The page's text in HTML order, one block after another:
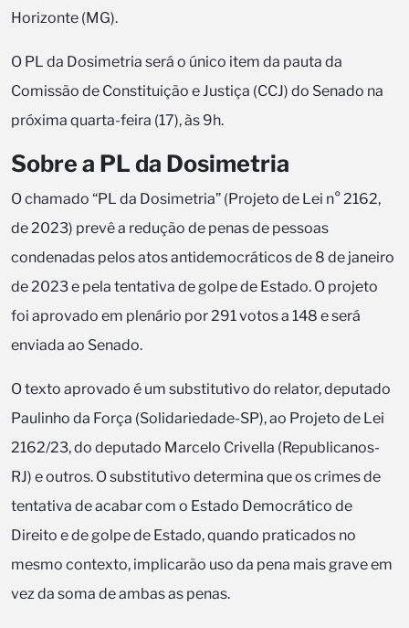
Horizonte (MG).
O PL da Dosimetria será o único item da pauta da
Comissão de Constituição e Justiça (CCJ) do Senado na
próxima quarta-feira (17), às 9h.
Sobre a PL da Dosimetria
O chamado “PL da Dosimetria” (Projeto de Lei n° 2162,
de 2023) prevê a redução de penas de pessoas
condenadas pelos atos antidemocráticos de 8 de janeiro
de 2023 e pela tentativa de golpe de Estado. O projeto
foi aprovado em plenário por 291 votos a 148 e será
enviada ao Senado.
O texto aprovado é um substitutivo do relator, deputado
Paulinho da Força (Solidariedade-SP), ao Projeto de Lei
2162/23, do deputado Marcelo Crivella (Republicanos-
RJ) e outros. O substitutivo determina que os crimes de
tentativa de acabar com o Estado Democrático de
Direito e de golpe de Estado, quando praticados no
mesmo contexto, implicarão uso da pena mais grave em
vez da soma de ambas as penas.